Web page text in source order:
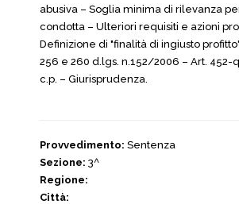
abusiva – Soglia minima di rilevanza
condotta – Ulteriori requisiti e azioni
Definizione di "finalità di ingiusto
256 e 260 d.lgs. n.152/2006 – Art.
c.p. – Giurisprudenza.
Provvedimento: Sentenza
Sezione: 3^
Regione:
Città: